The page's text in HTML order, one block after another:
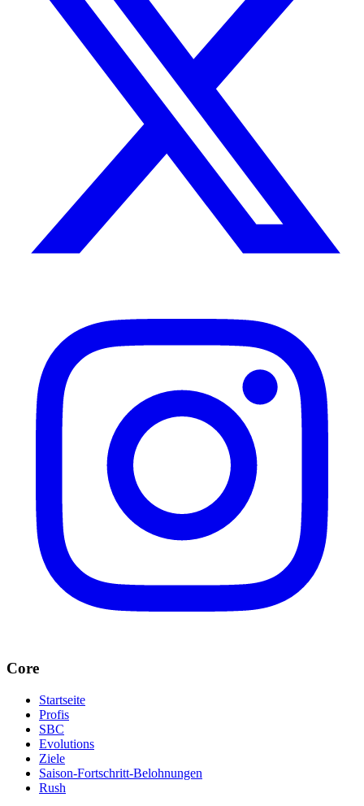
Core
Startseite
Profis
SBC
Evolutions
Ziele
Saison-Fortschritt-Belohnungen
Rush